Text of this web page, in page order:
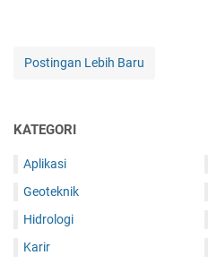
Postingan Lebih Baru
KATEGORI
Aplikasi
Geoteknik
Hidrologi
Karir